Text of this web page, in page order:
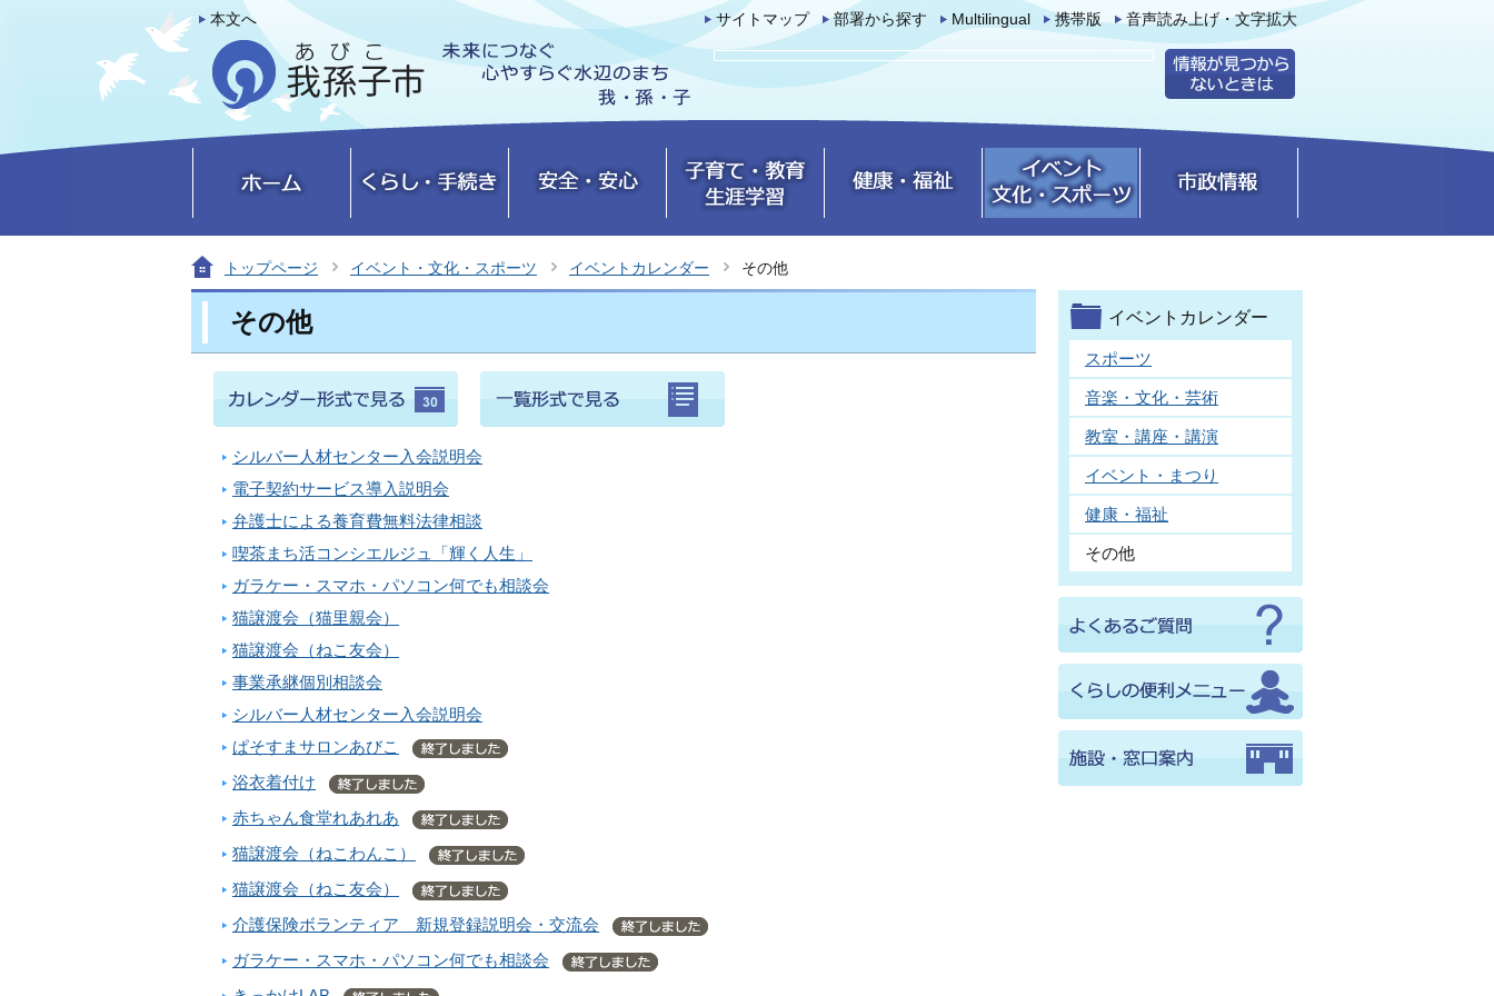
本文へ サイトマップ 部署から探す Multilingual 携帯版 音声読み上げ・文字拡大
トップページ イベント・文化・スポーツ イベントカレンダー その他
その他
シルバー人材センター入会説明会
電子契約サービス導入説明会
弁護士による養育費無料法律相談
喫茶まち活コンシエルジュ「輝く人生」
ガラケー・スマホ・パソコン何でも相談会
猫譲渡会（猫里親会）
猫譲渡会（ねこ友会）
事業承継個別相談会
シルバー人材センター入会説明会
ぱそすまサロンあびこ
浴衣着付け
赤ちゃん食堂れあれあ
猫譲渡会（ねこわんこ）
猫譲渡会（ねこ友会）
介護保険ボランティア 新規登録説明会・交流会
ガラケー・スマホ・パソコン何でも相談会
イベントカレンダー
スポーツ
音楽・文化・芸術
教室・講座・講演
イベント・まつり
健康・福祉
その他